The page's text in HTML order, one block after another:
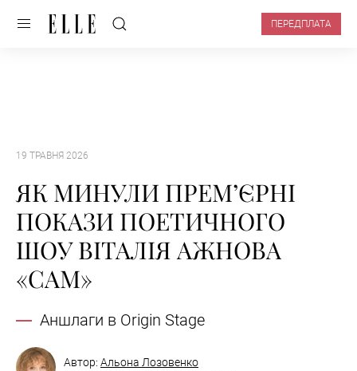
ПЕРЕДПЛАТА
19 ТРАВНЯ 2026
ЯК МИНУЛИ ПРЕМ’ЄРНІ
ПОКАЗИ ПОЕТИЧНОГО
ШОУ ВІТАЛІЯ АЖНОВА
«САМ»
Аншлаги в Origin Stage
Автор: Альона Лозовенко